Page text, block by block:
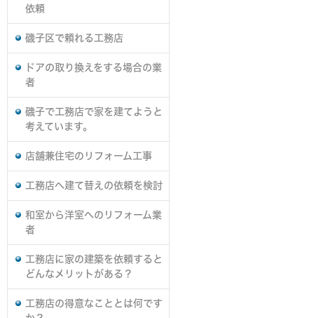
依頼
磯子区で頼れる工務店
ドアの取り換えをする場合の業
者
磯子で工務店で家を建てようと
考えています。
店舗兼住宅のリフォーム工事
工務店へ建て替えの依頼を検討
和室から洋室へのリフォーム業
者
工務店に家の建築を依頼すると
どんなメリットがある？
工務店の得意なこととは何です